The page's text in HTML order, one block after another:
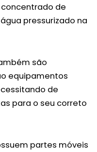
de
pressurizado na
são
equipamentos
de
para o seu correto
partes móveis